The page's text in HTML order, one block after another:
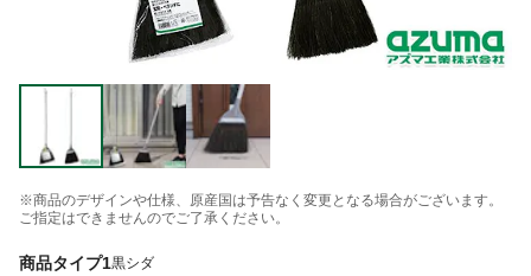
※商品のデザインや仕様、原産国は予告なく変更となる場合がございます。
ご指定はできませんのでご了承ください。
商品タイプ1黒シダ